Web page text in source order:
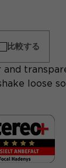
比較する
and
loose